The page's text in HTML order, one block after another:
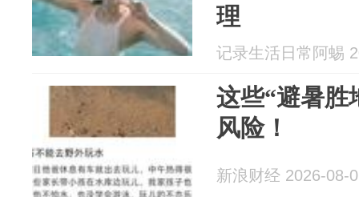
理
记录生活日常阿蜴
这些“避暑胜
风险！
新浪财经 2026-08-